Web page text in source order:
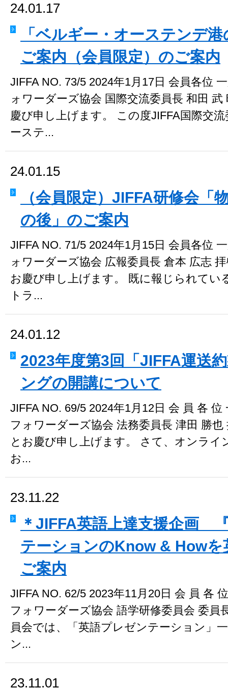
24.01.17
「ベルギー・オーステンデ
ご案内（会員限定）のご案内
JIFFA NO. 73/5 2024年1月17日 会員各位
ォワーダーズ協会 国際交流委員長 和田
慶び申し上げます。 この度JIFFA国際交
ーステ...
24.01.15
（会員限定）JIFFA研修会「
の後」のご案内
JIFFA NO. 71/5 2024年1月15日 会員各位
ォワーダーズ協会 広報委員長 倉本 広志
お慶び申し上げます。 既に報じられてい
トラ...
24.01.12
2023年度第3回「JIFFA運送
ングの開講について
JIFFA NO. 69/5 2024年1月12日 会 員 各
フォワーダーズ協会 法務委員長 津田 勝
とお慶び申し上げます。 さて、オンライ
お...
23.11.22
＊JIFFA英語上達支援企画
テーションのKnow & Howを
ご案内
JIFFA NO. 62/5 2023年11月20日 会 員 各
フォワーダーズ協会 語学研修委員会 委員
員会では、「英語プレゼンテーション」
ン...
23.11.01